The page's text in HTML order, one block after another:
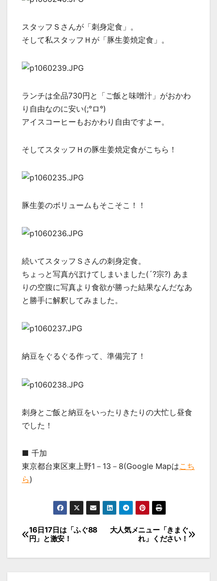
スタッフＳさんが「刺身定食」。
そして私スタッフＨが「豚生姜焼定食」。
ランチは全品730円と「ご飯と味噌汁」がおかわ
り自由なのに安い(;°ロ°)
アイスコーヒーもおかわり自由ですよー。
そしてスタッフＨの豚生姜焼定食がこちら！
豚生姜のボリュームもそこそこ！！
続いてスタッフＳさんの刺身定食。
ちょっと写真がぼけてしまいました(´?宗?) あま
りの空腹に写真より食欲が勝った結果なんだなあ
と勝手に解釈してみました。
納豆をぐるぐる作って、準備完了！
刺身とご飯と納豆をいったりきたりの大忙し昼食
でした！
■ 千加
東京都台東区東上野1－13－8(Google Mapはこち
ら)
投
稿
ナ
大人気メニュー「きまぐ
れ」ください！
16日17日は「ふぐ88
円」と激安！